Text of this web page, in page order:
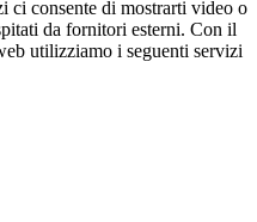
ci consente di mostrarti video o
da fornitori esterni. Con il
utilizziamo i seguenti servizi